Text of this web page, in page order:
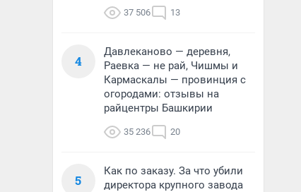
37 506 13
4
Давлеканово — деревня,
Раевка — не рай, Чишмы и
Кармаскалы — провинция с
огородами: отзывы на
райцентры Башкирии
35 236 20
5
Как по заказу. За что убили
директора крупного завода